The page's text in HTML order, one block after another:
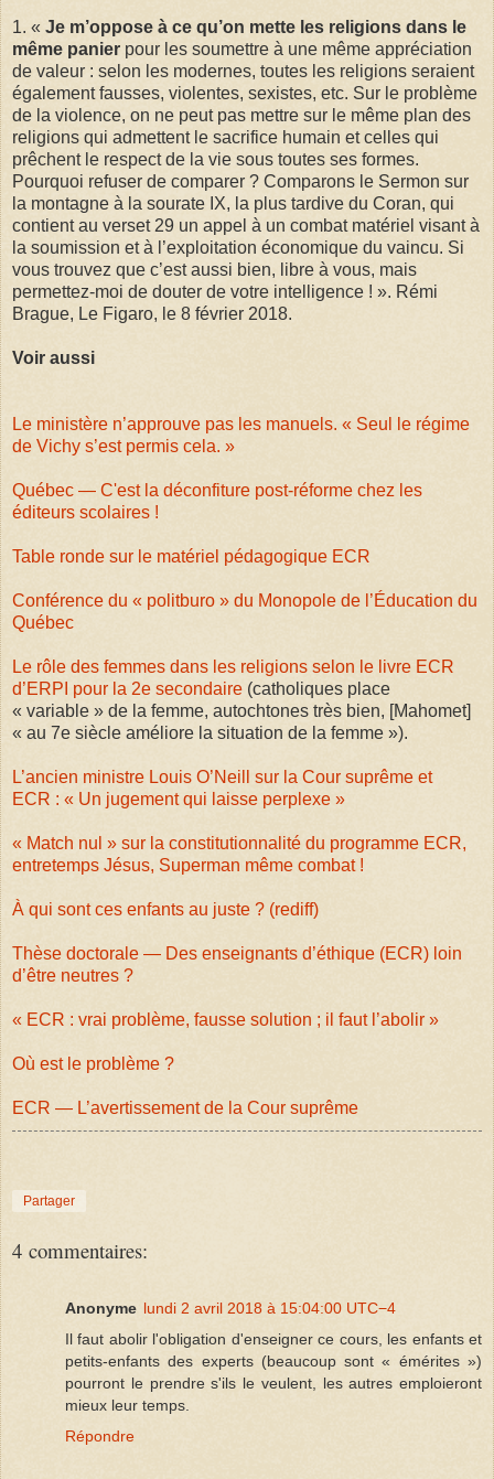
1. « Je m’oppose à ce qu’on mette les religions dans le
même panier pour les soumettre à une même appréciation
de valeur : selon les modernes, toutes les religions seraient
également fausses, violentes, sexistes, etc. Sur le problème
de la violence, on ne peut pas mettre sur le même plan des
religions qui admettent le sacrifice humain et celles qui
prêchent le respect de la vie sous toutes ses formes.
Pourquoi refuser de comparer ? Comparons le Sermon sur
la montagne à la sourate IX, la plus tardive du Coran, qui
contient au verset 29 un appel à un combat matériel visant à
la soumission et à l’exploitation économique du vaincu. Si
vous trouvez que c’est aussi bien, libre à vous, mais
permettez-moi de douter de votre intelligence ! ». Rémi
Brague, Le Figaro, le 8 février 2018.
Voir aussi
Le ministère n’approuve pas les manuels. « Seul le régime
de Vichy s’est permis cela. »
Québec — C'est la déconfiture post-réforme chez les
éditeurs scolaires !
Table ronde sur le matériel pédagogique ECR
Conférence du « politburo » du Monopole de l’Éducation du
Québec
Le rôle des femmes dans les religions selon le livre ECR
d’ERPI pour la 2e secondaire (catholiques place
« variable » de la femme, autochtones très bien, [Mahomet]
« au 7e siècle améliore la situation de la femme »).
L’ancien ministre Louis O’Neill sur la Cour suprême et
ECR : « Un jugement qui laisse perplexe »
« Match nul » sur la constitutionnalité du programme ECR,
entretemps Jésus, Superman même combat !
À qui sont ces enfants au juste ? (rediff)
Thèse doctorale — Des enseignants d’éthique (ECR) loin
d’être neutres ?
« ECR : vrai problème, fausse solution ; il faut l’abolir »
Où est le problème ?
ECR — L’avertissement de la Cour suprême
Partager
4 commentaires:
Anonyme lundi 2 avril 2018 à 15:04:00 UTC−4
Il faut abolir l'obligation d'enseigner ce cours, les enfants et
petits-enfants des experts (beaucoup sont « émérites »)
pourront le prendre s'ils le veulent, les autres emploieront
mieux leur temps.
Répondre